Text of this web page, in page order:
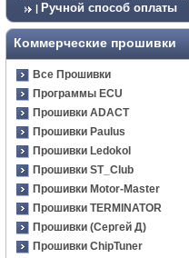
| Ручной способ оплаты
Коммерческие прошивки
Все Прошивки
Программы ECU
Прошивки ADACT
Прошивки Paulus
Прошивки Ledokol
Прошивки ST_Club
Прошивки Motor-Master
Прошивки TERMINATOR
Прошивки (Сергей Д)
Прошивки ChipTuner